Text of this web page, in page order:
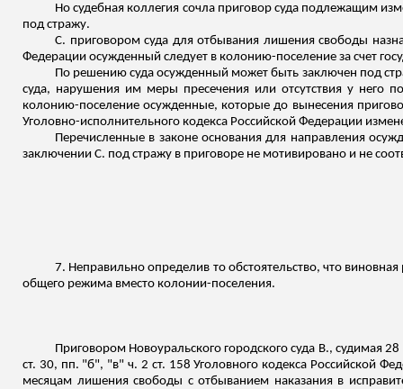
Но судебная коллегия сочла приговор суда подлежащим
под стражу.
С. приговором суда для отбывания лишения свободы
Федерации осужденный следует в колонию-поселение за счет
По решению суда осужденный может быть заключен под
суда, нарушения им меры пресечения или отсутствия у него
колонию-поселение осужденные, которые до вынесения
Уголовно-исполнительного кодекса Российской Федерации
Перечисленные в законе основания для направления
заключении С. под стражу в приговоре не мотивировано и не
7. Неправильно определив то обстоятельство, что
общего режима вместо колонии-поселения.
Приговором Новоуральского городского суда В., судимая
ст. 30, пп. "б", "в" ч. 2 ст. 158 Уголовного кодекса Российской
месяцам лишения свободы с отбыванием наказания в